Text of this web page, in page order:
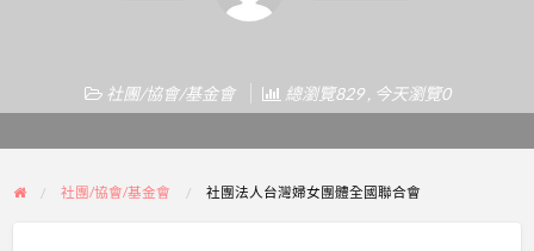
社團/協會/基金會 總瀏覽829 , 今天瀏覽0
社團/協會/基金會 社團法人台灣婦女團體全國聯合會